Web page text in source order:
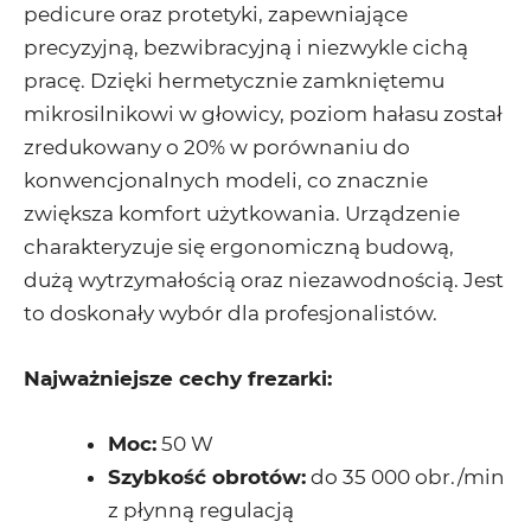
pedicure oraz protetyki, zapewniające
precyzyjną, bezwibracyjną i niezwykle cichą
pracę. Dzięki hermetycznie zamkniętemu
mikrosilnikowi w głowicy, poziom hałasu został
zredukowany o 20% w porównaniu do
konwencjonalnych modeli, co znacznie
zwiększa komfort użytkowania. Urządzenie
charakteryzuje się ergonomiczną budową,
dużą wytrzymałością oraz niezawodnością. Jest
to doskonały wybór dla profesjonalistów.
Najważniejsze cechy frezarki:
Moc: 50 W
Szybkość obrotów: do 35 000 obr./min
z płynną regulacją